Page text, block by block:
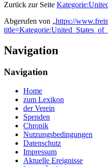
Zurück zur Seite
Abgerufen von „https://
Navigation
Navigation
Home
zum Lexikon
der Verein
Spenden
Chronik
Nutzungsbedingungen
Datenschutz
Impressum
Aktuelle Ereignisse